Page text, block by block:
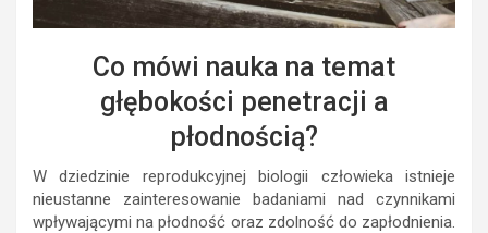
Co mówi nauka na temat
głębokości penetracji a
płodnością?
W dziedzinie reprodukcyjnej biologii człowieka istnieje
nieustanne zainteresowanie badaniami nad czynnikami
wpływającymi na płodność oraz zdolność do zapłodnienia.